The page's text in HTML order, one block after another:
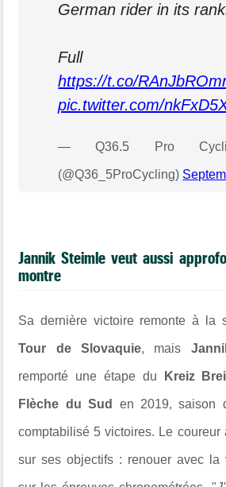
German rider in its
Full
https://t.co/
pic.twitter.com/
— Q36.5 Pro
(@Q36_5ProCycling)
Jannik Steimle veut aussi
montre
Sa dernière victoire remonte à la
Tour de Slovaquie, mais
remporté une étape du Kreiz
Flèche du Sud en 2019, saison
comptabilisé 5 victoires. Le coureur
sur ses objectifs : renouer avec la